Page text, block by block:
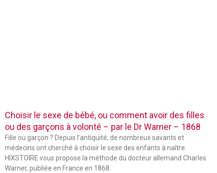
Choisir le sexe de bébé, ou comment avoir des filles
ou des garçons à volonté – par le Dr Warner – 1868
Fille ou garçon ? Depuis l’antiquité, de nombreux savants et
médecins ont cherché à choisir le sexe des enfants à naître.
HIXSTOIRE vous propose la méthode du docteur allemand Charles
Warner, publiée en France en 1868.